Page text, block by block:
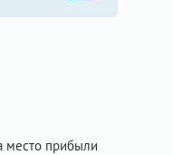
место прибыли